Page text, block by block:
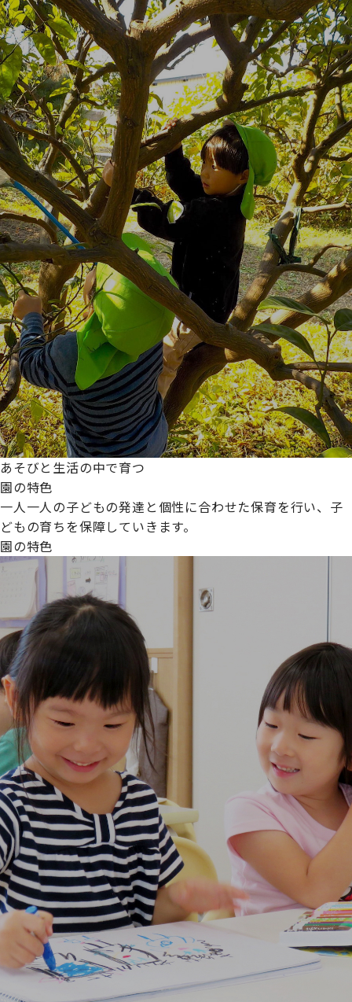
あそびと生活の中で育つ
園の特色
一人一人の子どもの発達と個性に合わせた保育を行い、子
どもの育ちを保障していきます。
園の特色